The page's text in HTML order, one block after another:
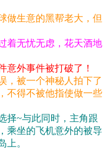
做生意的黑帮老大，但
着无忧无虑，花天酒地
意外事件被打破了！
，被一个神秘人拍下了
不得不被他指使做一些
择~与此同时，主角跟
乘坐的飞机意外的被导
上。